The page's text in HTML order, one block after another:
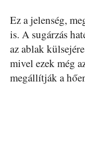
Ez a jelenség,
is. A sugárzás
az ablak
mivel ezek még
megállítják a